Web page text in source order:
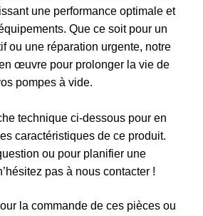
une performance optimale et
Que ce soit pour un
ou une réparation urgente, notre
œuvre pour prolonger la vie de
pompes à vide.
technique ci-dessous pour en
caractéristiques de ce produit.
ou pour planifier une
pas à nous contacter !
la commande de ces pièces ou